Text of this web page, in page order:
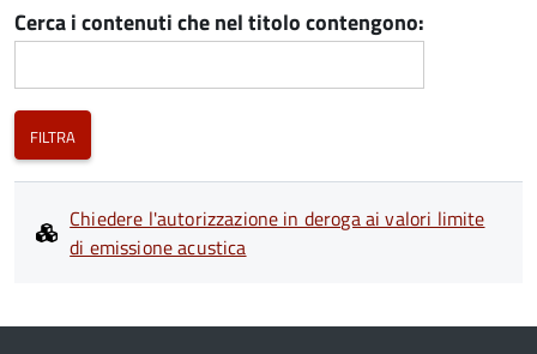
Cerca i contenuti che nel titolo contengono:
Chiedere l'autorizzazione in deroga ai valori limite
di emissione acustica